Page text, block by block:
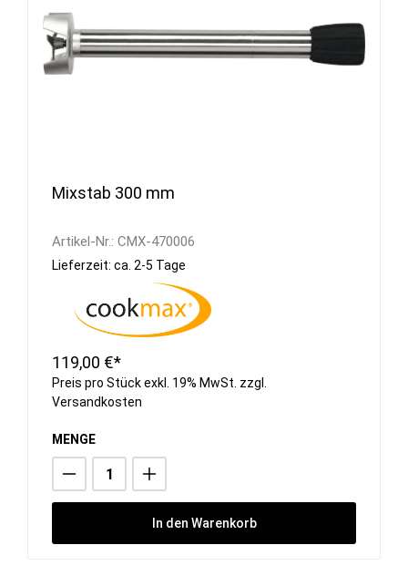
Mixstab 300 mm
Artikel-Nr.: CMX-470006
Lieferzeit: ca. 2-5 Tage
119,00 €*
Preis pro Stück exkl. 19% MwSt. zzgl.
Versandkosten
MENGE
In den Warenkorb